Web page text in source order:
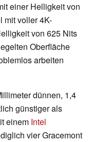
einer Helligkeit von
mit voller 4K-
von 625 Nits
Oberfläche
arbeiten
dünnen, 1,4
günstiger als
einem Intel
vier Gracemont